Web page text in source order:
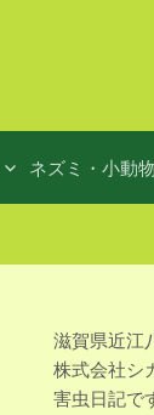
ネズミ・小動
滋賀県近江
株式会社
害虫日記で